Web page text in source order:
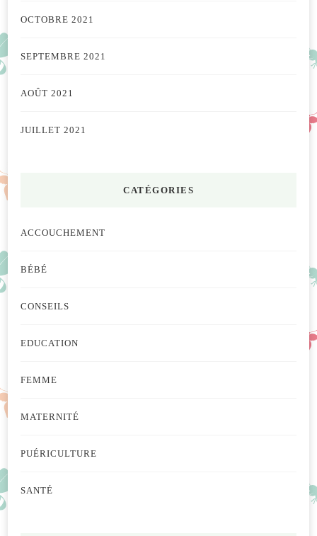
OCTOBRE 2021
SEPTEMBRE 2021
AOÛT 2021
JUILLET 2021
CATÉGORIES
ACCOUCHEMENT
BÉBÉ
CONSEILS
EDUCATION
FEMME
MATERNITÉ
PUÉRICULTURE
SANTÉ